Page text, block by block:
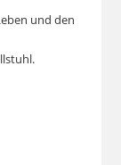
und den